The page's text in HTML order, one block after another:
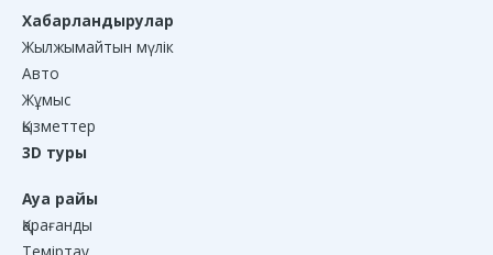
Хабарландырулар
Жылжымайтын мүлік
Авто
Жұмыс
Қызметтер
3D туры
Ауа райы
Қарағанды